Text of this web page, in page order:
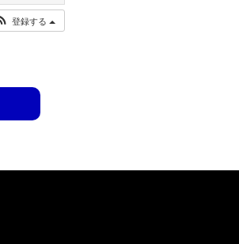
登録する